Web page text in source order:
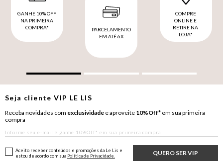
GANHE 10% OFF
NA PRIMEIRA
COMPRA*
PARCELAMENTO
EM ATÉ 6X
COMPRE
ONLINE E
RETIRE NA
LOJA*
Seja clienteVIP LE LIS
Receba novidades com exclusividade e aproveite 10%Off* em sua primeira
compra
QUERO SER VIP
Aceito receber conteúdos e promoções da Le Lis e
estou de acordo com sua Política de Privacidade.